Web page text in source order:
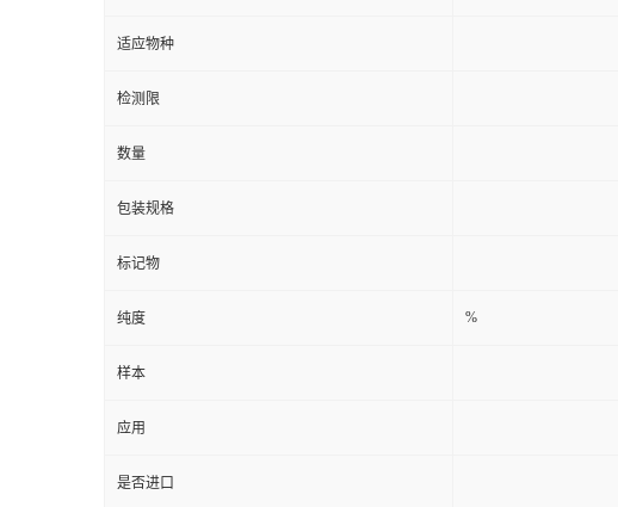
适应物种
检测限
数量
包装规格
标记物
纯度 %
样本
应用
是否进口